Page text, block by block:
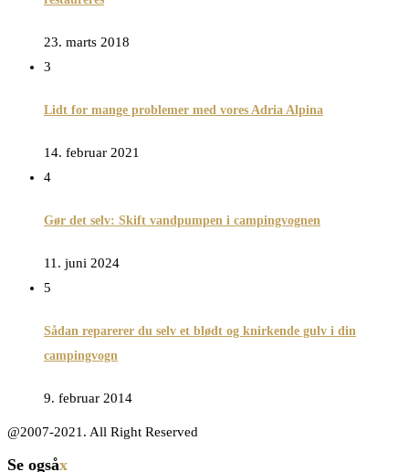
23. marts 2018
3
Lidt for mange problemer med vores Adria Alpina
14. februar 2021
4
Gør det selv: Skift vandpumpen i campingvognen
11. juni 2024
5
Sådan reparerer du selv et blødt og knirkende gulv i din
campingvogn
9. februar 2014
@2007-2021. All Right Reserved
Se ogsåx